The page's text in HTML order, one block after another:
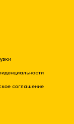
соглашение